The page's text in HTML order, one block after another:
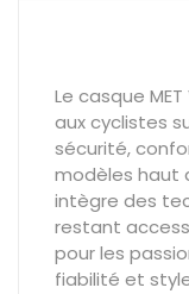
Le casque
aux cyclistes
sécurité,
modèles haut
intègre des
restant
pour les
fiabilité et